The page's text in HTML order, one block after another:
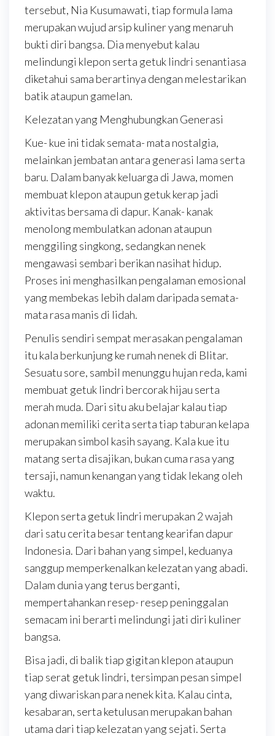
tersebut, Nia Kusumawati, tiap formula lama
merupakan wujud arsip kuliner yang menaruh
bukti diri bangsa. Dia menyebut kalau
melindungi klepon serta getuk lindri senantiasa
diketahui sama berartinya dengan melestarikan
batik ataupun gamelan.
Kelezatan yang Menghubungkan Generasi
Kue- kue ini tidak semata- mata nostalgia,
melainkan jembatan antara generasi lama serta
baru. Dalam banyak keluarga di Jawa, momen
membuat klepon ataupun getuk kerap jadi
aktivitas bersama di dapur. Kanak- kanak
menolong membulatkan adonan ataupun
menggiling singkong, sedangkan nenek
mengawasi sembari berikan nasihat hidup.
Proses ini menghasilkan pengalaman emosional
yang membekas lebih dalam daripada semata-
mata rasa manis di lidah.
Penulis sendiri sempat merasakan pengalaman
itu kala berkunjung ke rumah nenek di Blitar.
Sesuatu sore, sambil menunggu hujan reda, kami
membuat getuk lindri bercorak hijau serta
merah muda. Dari situ aku belajar kalau tiap
adonan memiliki cerita serta tiap taburan kelapa
merupakan simbol kasih sayang. Kala kue itu
matang serta disajikan, bukan cuma rasa yang
tersaji, namun kenangan yang tidak lekang oleh
waktu.
Klepon serta getuk lindri merupakan 2 wajah
dari satu cerita besar tentang kearifan dapur
Indonesia. Dari bahan yang simpel, keduanya
sanggup memperkenalkan kelezatan yang abadi.
Dalam dunia yang terus berganti,
mempertahankan resep- resep peninggalan
semacam ini berarti melindungi jati diri kuliner
bangsa.
Bisa jadi, di balik tiap gigitan klepon ataupun
tiap serat getuk lindri, tersimpan pesan simpel
yang diwariskan para nenek kita. Kalau cinta,
kesabaran, serta ketulusan merupakan bahan
utama dari tiap kelezatan yang sejati. Serta